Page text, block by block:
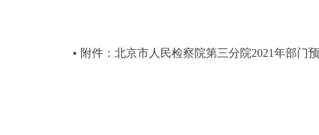
附件：北京市人民检察院第三分院2021年部门